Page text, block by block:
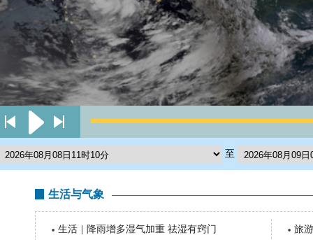
生活与气象
生活
降雨增多湿气加重 祛湿有窍门
旅游
至